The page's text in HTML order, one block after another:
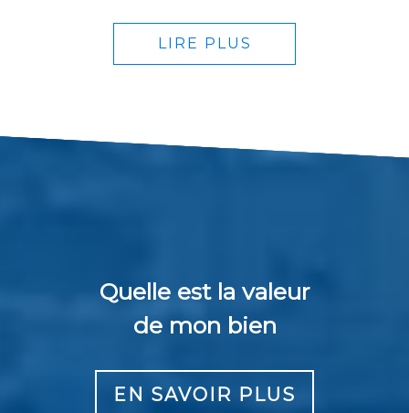
LIRE PLUS
Quelle est la valeur
de mon bien
EN SAVOIR PLUS